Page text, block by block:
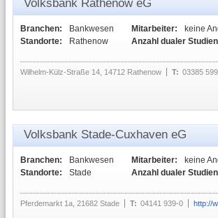
Volksbank Rathenow eG
Branchen:
Bankwesen
Standorte:
Rathenow
Mitarbeiter:
keine
Anzahl dualer
Wilhelm-Külz-Straße 14, 14712 Rathenow T: 03385
Volksbank Stade-Cuxhaven eG
Branchen:
Bankwesen
Standorte:
Stade
Mitarbeiter:
keine
Anzahl dualer
Pferdemarkt 1a, 21682 Stade T: 04141 939-0 http://